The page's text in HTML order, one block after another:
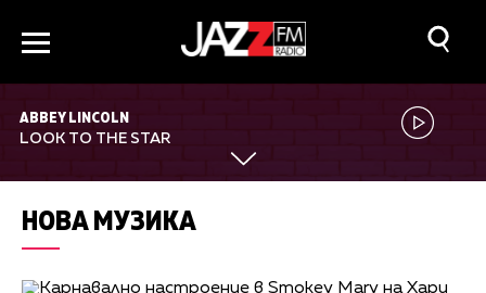
ABBEY LINCOLN
LOOK TO THE STAR
НОВА МУЗИКА